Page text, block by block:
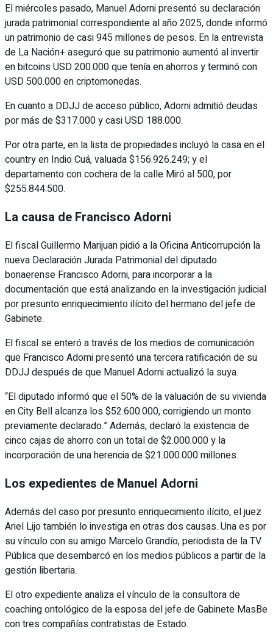
El miércoles pasado, Manuel Adorni presentó su declaración
jurada patrimonial correspondiente al año 2025, donde informó
un patrimonio de casi 945 millones de pesos. En la entrevista
de La Nación+ aseguró que su patrimonio aumentó al invertir
en bitcoins USD 200.000 que tenía en ahorros y terminó con
USD 500.000 en criptomonedas.
En cuanto a DDJJ de acceso público, Adorni admitió deudas
por más de $317.000 y casi USD 188.000.
Por otra parte, en la lista de propiedades incluyó la casa en el
country en Indio Cuá, valuada $156.926.249; y el
departamento con cochera de la calle Miró al 500, por
$255.844.500.
La causa de Francisco Adorni
El fiscal Guillermo Marijuan pidió a la Oficina Anticorrupción la
nueva Declaración Jurada Patrimonial del diputado
bonaerense Francisco Adorni, para incorporar a la
documentación que está analizando en la investigación judicial
por presunto enriquecimiento ilícito del hermano del jefe de
Gabinete.
El fiscal se enteró a través de los medios de comunicación
que Francisco Adorni presentó una tercera ratificación de su
DDJJ después de que Manuel Adorni actualizó la suya.
“El diputado informó que el 50% de la valuación de su vivienda
en City Bell alcanza los $52.600.000, corrigiendo un monto
previamente declarado.” Además, declaró la existencia de
cinco cajas de ahorro con un total de $2.000.000 y la
incorporación de una herencia de $21.000.000 millones.
Los expedientes de Manuel Adorni
Además del caso por presunto enriquecimiento ilícito, el juez
Ariel Lijo también lo investiga en otras dos causas. Una es por
su vínculo con su amigo Marcelo Grandío, periodista de la TV
Pública que desembarcó en los medios públicos a partir de la
gestión libertaria.
El otro expediente analiza el vínculo de la consultora de
coaching ontológico de la esposa del jefe de Gabinete MasBe
con tres compañías contratistas de Estado.